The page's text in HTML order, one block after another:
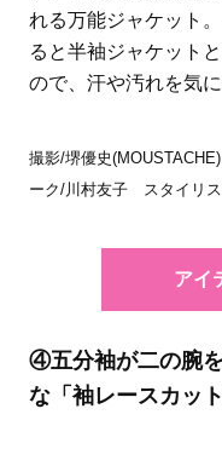
れる万能ジャケット
ると半袖ジャケット
ので、汗や汚れを気
撮影/堺優史
ーク/川村友子 スタイリ
アイ
④五分袖が二の腕
な「袖レースカット